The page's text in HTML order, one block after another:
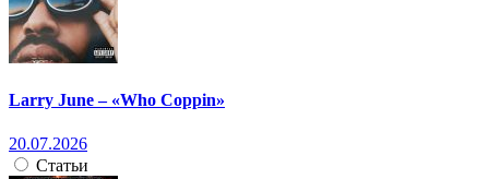
Larry June – «Who Coppin»
20.07.2026
Статьи